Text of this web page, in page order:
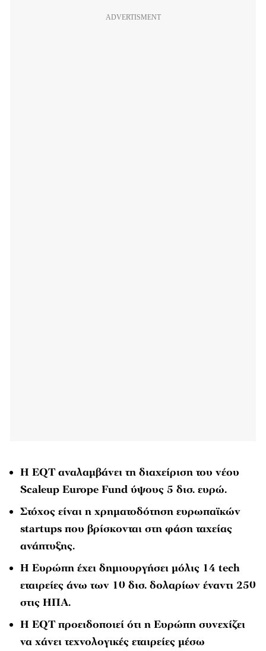
Η EQTαναλαμβάνει τη διαχείριση του νέου
Scaleup Europe Fund ύψους 5 δισ. ευρώ.
Στόχος είναι η χρηματοδότηση ευρωπαϊκών
startups που βρίσκονται στη φάση ταχείας
ανάπτυξης.
Η Ευρώπη έχει δημιουργήσει μόλις 14 tech
εταιρείες άνω των 10 δισ. δολαρίων έναντι 250
στις ΗΠΑ.
Η EQT προειδοποιεί ότι η Ευρώπη συνεχίζει
να χάνει τεχνολογικές εταιρείες μέσω